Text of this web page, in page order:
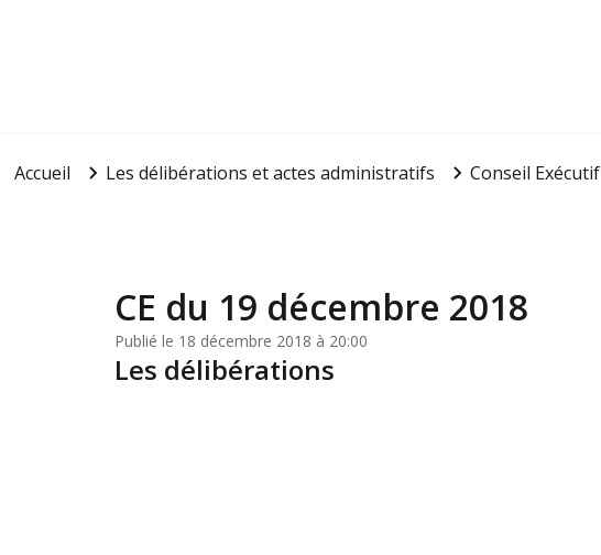
Accueil Les délibérations et actes administratifs Conseil Exécutif
CE du 19 décembre 2018
Publié le 18 décembre 2018 à 20:00
Les délibérations